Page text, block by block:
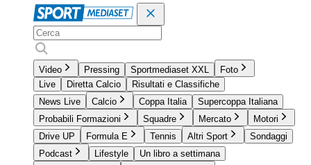
Video Pressing Sportmediaset XXL
Foto
Live
Diretta Calcio
Risultati e Classifiche
News Live
Calcio Coppa Italia
Supercoppa Italiana
Probabili Formazioni
Squadre Mercato
Motori
Drive UP
Formula E Tennis Altri Sport
Sondaggi
Podcast
Lifestyle
Un libro a settimana